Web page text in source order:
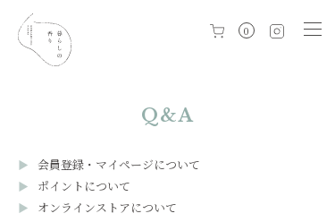
0
Q&A
会員登録・マイページについて
ポイントについて
オンラインストアについて